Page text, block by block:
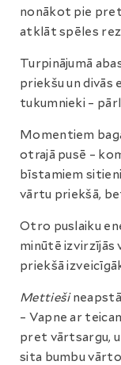
nonākot pie
atklāt spēles
Turpinājumā
priekšu un divās
tukumnieki –
Momentiem
otrajā pusē –
bīstamiem
vārtu priekšā,
Otro puslaiku
minūtē izvirzījās
priekšā
Mettieši
– Vapne ar
pret vārtsargu,
sita bumbu